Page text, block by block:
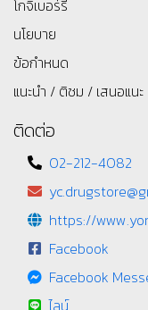
โกจิเบอร์รี่
นโยบาย
ข้อกำหนด
แนะนำ / ติชม / เสนอแนะ
ติดต่อ
02-212-4082
https://
Facebook
Facebook
ไลน์